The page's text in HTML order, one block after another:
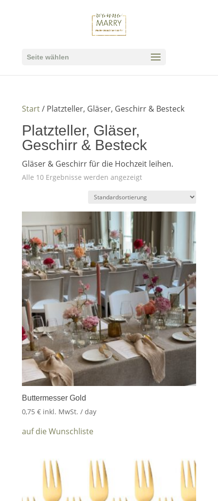
Seite wählen
Start/ Platzteller, Gläser, Geschirr & Besteck
Platzteller, Gläser,
Geschirr & Besteck
Gläser & Geschirr für die Hochzeit leihen.
Alle 10 Ergebnisse werden angezeigt
Buttermesser Gold
0,75 € inkl. MwSt. / day
auf die Wunschliste